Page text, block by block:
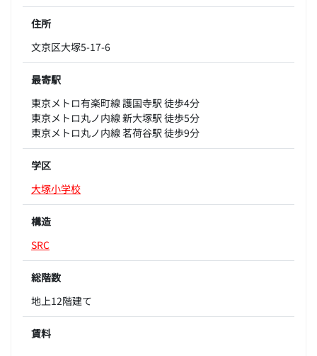
住所
文京区大塚5-17-6
最寄駅
東京メトロ有楽町線 護国寺駅 徒歩4分
東京メトロ丸ノ内線 新大塚駅 徒歩5分
東京メトロ丸ノ内線 茗荷谷駅 徒歩9分
学区
大塚小学校
構造
SRC
総階数
地上12階建て
賃料